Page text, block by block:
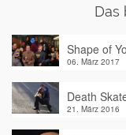
Das
Shape of
06. März 2017
Death
21. März 2016